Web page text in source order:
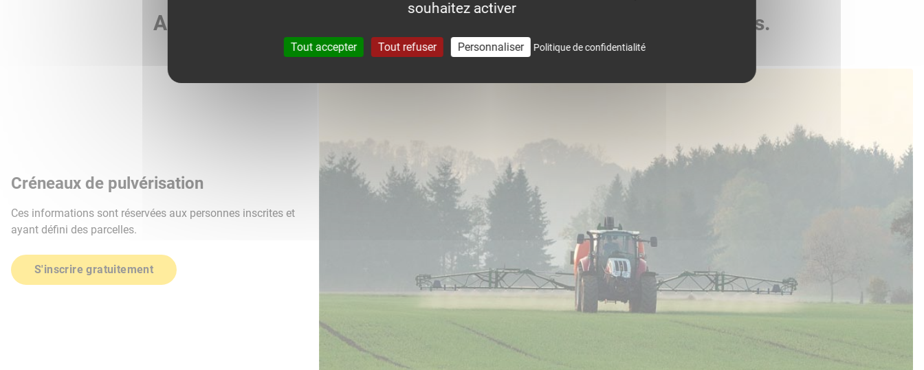
Agri météo vous accompagne dans le suivi météo de vos parcelles.
Créneaux de pulvérisation
Ces informations sont réservées aux personnes inscrites et
ayant défini des parcelles.
S'inscrire gratuitement
souhaitez activer
Tout accepter Tout refuser Personnaliser Politique de confidentialité